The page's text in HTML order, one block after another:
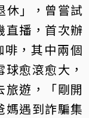
休」，曾嘗試
直播，首次辦
，其中兩個
愈滾愈大，
旅遊，「剛開
媽遇到詐騙集